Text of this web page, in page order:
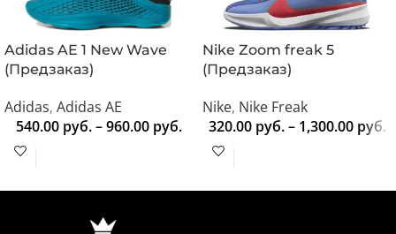
Adidas AE 1 New Wave
(Предзаказ)
Adidas, Adidas AE
540.00 руб.–960.00 руб.
Nike Zoom freak 5
(Предзаказ)
Nike, Nike Freak
320.00 руб. – 1,300.00 руб.